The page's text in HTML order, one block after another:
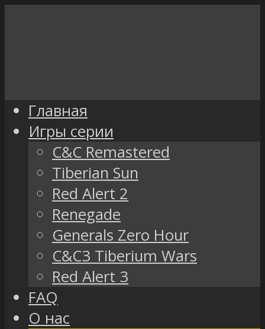
Главная
Игры серии
C&C Remastered
Tiberian Sun
Red Alert 2
Renegade
Generals Zero Hour
C&C3 Tiberium Wars
Red Alert 3
FAQ
О нас